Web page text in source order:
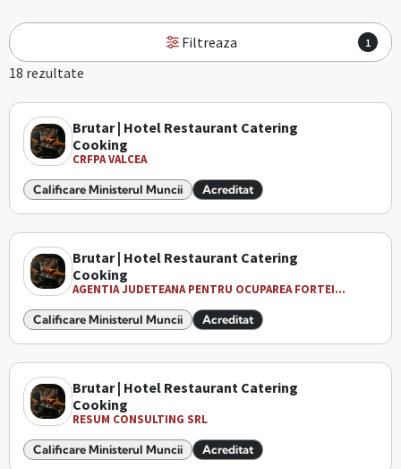
Filtreaza 1
18 rezultate
Brutar | Hotel Restaurant Catering
Cooking
CRFPA VALCEA
Calificare Ministerul Muncii Acreditat
Brutar | Hotel Restaurant Catering
Cooking
AGENTIA JUDETEANA PENTRU OCUPAREA FORTEI...
Calificare Ministerul Muncii Acreditat
Brutar | Hotel Restaurant Catering
Cooking
RESUM CONSULTING SRL
Calificare Ministerul Muncii Acreditat